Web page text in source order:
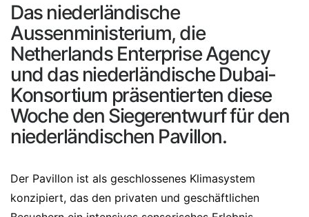
Das niederländische
Aussenministerium, die
Netherlands Enterprise Agency
und das niederländische Dubai-
Konsortium präsentierten diese
Woche den Siegerentwurf für den
niederländischen Pavillon.
Der Pavillon ist als geschlossenes Klimasystem
konzipiert, das den privaten und geschäftlichen